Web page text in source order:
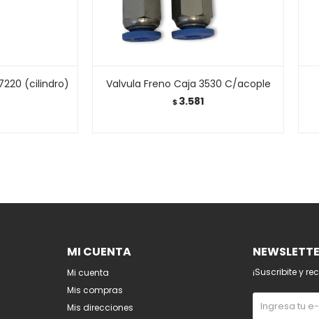
(cilindro) Valvula Freno Caja 3530 C/acople
$3.581
MI CUENTA
Mi cuenta
Mis compras
Mis direcciones
¡Suscribite y